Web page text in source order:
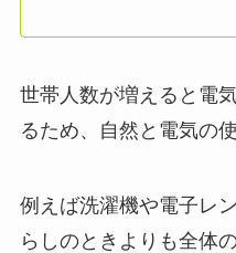
世帯人数が増えると電
るため、自然と電気の
例えば洗濯機や電子レ
らしのときよりも全体